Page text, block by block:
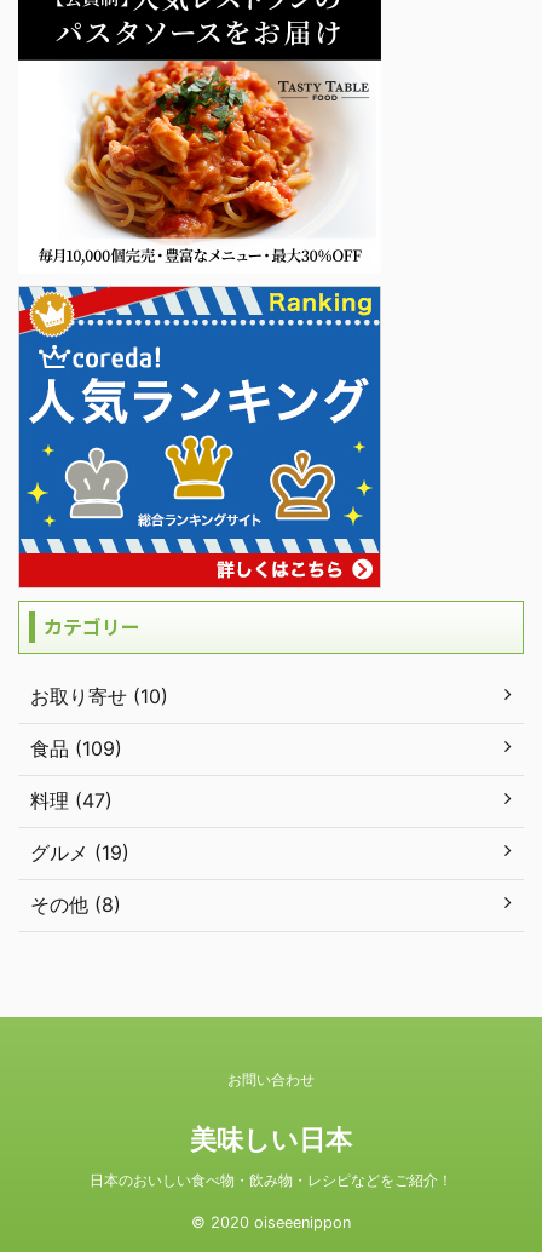
カテゴリー
お取り寄せ (10)
食品 (109)
料理 (47)
グルメ (19)
その他 (8)
お問い合わせ
美味しい日本
日本のおいしい食べ物・飲み物・レシピなどをご紹介！
© 2020 oiseeenippon